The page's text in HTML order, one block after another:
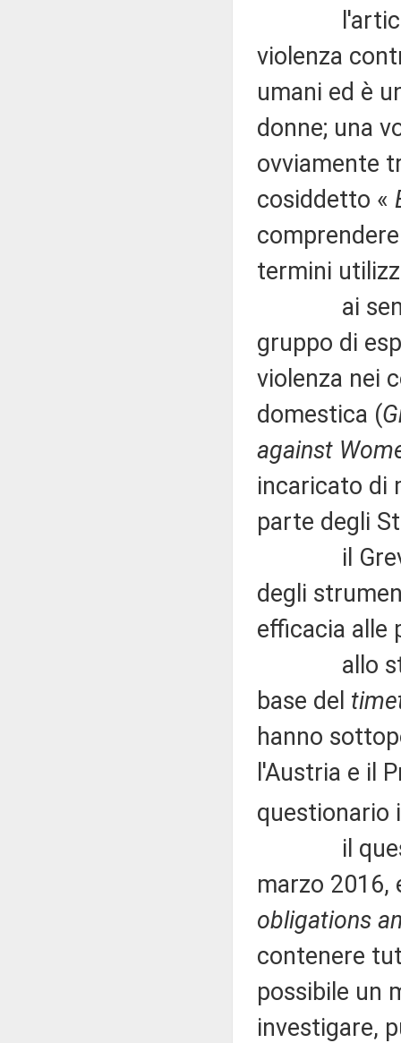
l'articolo
violenza
umani ed è
donne; una
ovviamente
cosiddetto «
termini
ai sensi
gruppo di
violenza nei
domestica (
against
incaricato di
parte degli
il Grevio
degli
efficacia alle
allo stato
base del
hanno
l'Austria e il
questionario
il
marzo 2016,
obligations
contenere
possibile un
investigare,